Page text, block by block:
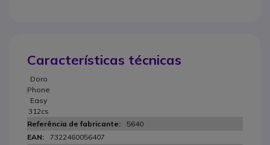
Características técnicas
Doro
Phone
Easy
312cs
5640
7322460056407